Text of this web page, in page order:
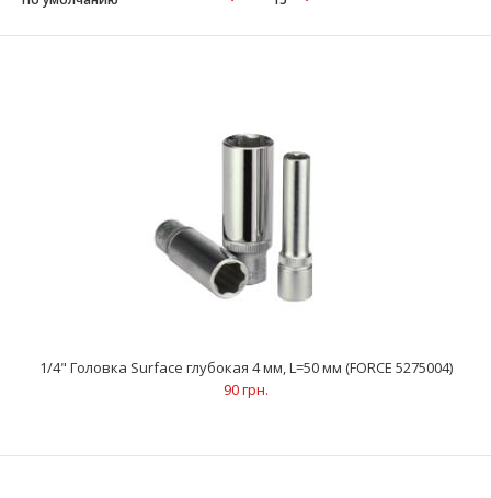
1/4" Головка Surface глубокая 4 мм, L=50 мм (FORCE 5275004)
90 грн.
1/4" Головка Surface глубокая 4 мм, L=50 мм (FORCE 5275004)
90 грн.